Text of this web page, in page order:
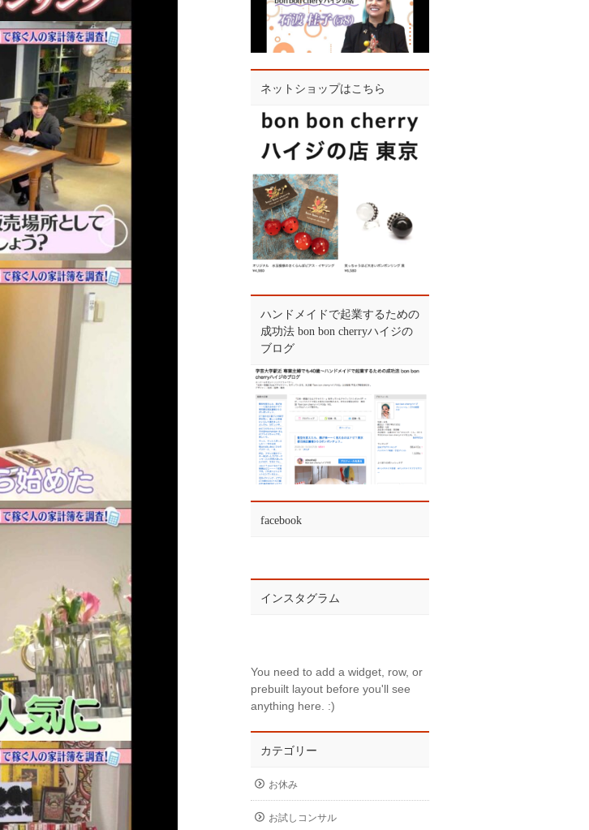
ネットショップはこちら
ハンドメイドで起業するための
成功法 bon bon cherryハイジの
ブログ
facebook
インスタグラム
You need to add a widget, row, or
prebuilt layout before you'll see
anything here. :)
カテゴリー
お休み
お試しコンサル